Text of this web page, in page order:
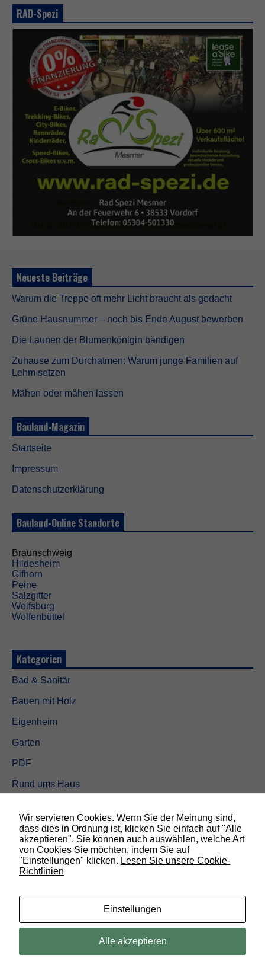
RAD-Spezi
Neueste Beiträge
Warum die Treppe oft mehr Licht braucht als gedacht
Grüne Hausnummer – noch bis Ende August bewerben
Die Launen der Blumenkönigin bändigen
Zuhause zum Durchatmen: Warum junge Familien auf
Lehm setzen
Mähen oder mähen lassen
Bauland-Magazin
Startseite
Impressum
Datenschutzerklärung
Bauland-Online Standorte
Braunschweig
Hildesheim
Gifhorn
Peine
Salzgitter
Wolfsburg
Wolfenbüttel
Kategorien
Bad & Sanitär
Bauen mit Holz
Eigenheim
Garten
PDF
Rund ums Haus
Sicherheit
SUCHEN
© 2019 Bauland Magazin Braunschweig, Peine & Wolfsburg. All rights
Wir servieren Cookies. Wenn Sie der Meinung sind,
dass dies in Ordnung ist, klicken Sie einfach auf "Alle
akzeptieren". Sie können auch auswählen, welche Art
von Cookies Sie möchten, indem Sie auf
"Einstellungen" klicken. Lesen Sie unsere Cookie-
Richtlinien
Einstellungen
Alle akzeptieren
t
w
e
n
d
i
g